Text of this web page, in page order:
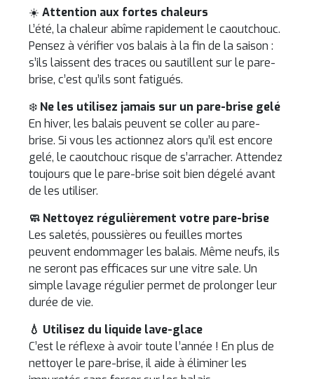
☀️ Attention aux fortes chaleurs
L’été, la chaleur abîme rapidement le caoutchouc.
Pensez à vérifier vos balais à la fin de la saison :
s’ils laissent des traces ou sautillent sur le pare-
brise, c’est qu’ils sont fatigués.
❄️ Ne les utilisez jamais sur un pare-brise gelé
En hiver, les balais peuvent se coller au pare-
brise. Si vous les actionnez alors qu’il est encore
gelé, le caoutchouc risque de s’arracher. Attendez
toujours que le pare-brise soit bien dégelé avant
de les utiliser.
🧼 Nettoyez régulièrement votre pare-brise
Les saletés, poussières ou feuilles mortes
peuvent endommager les balais. Même neufs, ils
ne seront pas efficaces sur une vitre sale. Un
simple lavage régulier permet de prolonger leur
durée de vie.
💧 Utilisez du liquide lave-glace
C’est le réflexe à avoir toute l’année ! En plus de
nettoyer le pare-brise, il aide à éliminer les